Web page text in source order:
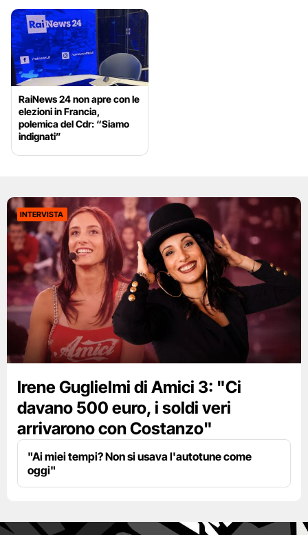
RaiNews 24 non apre con le
elezioni in Francia,
polemica del Cdr: “Siamo
indignati”
INTERVISTA
Irene Guglielmi di Amici 3: "Ci
davano 500 euro, i soldi veri
arrivarono con Costanzo"
"Ai miei tempi? Non si usava l'autotune come
oggi"